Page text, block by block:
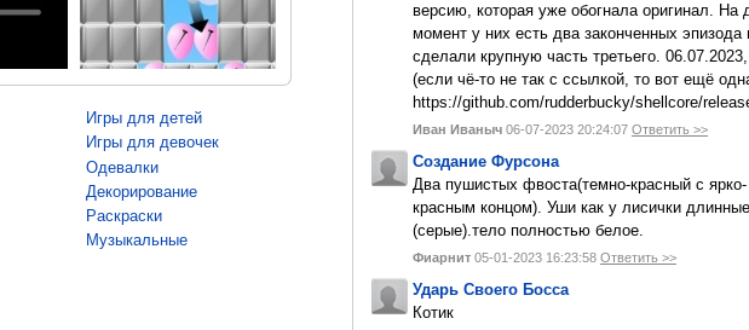
Игры для детей
Игры для девочек
Одевалки
Декорирование
Раскраски
Музыкальные
версию, которая уже обогнала оригинал. На
момент у них есть два законченных эпизода
сделали крупную часть третьего.
(если чё-то не так с ссылкой, то вот ещё
https://github.com/rudderbucky/shellcore/
Иван Иваныч 06-07-2023 20:24:07 Ответить >>
Создание Фурсона
Два пушистых фвоста(темно-красный с ярко-
красным концом). Уши как у лисички длинные
(серые).тело полностью белое.
Фиарнит 05-01-2023 16:23:58 Ответить >>
Ударь Своего Босса
Котик